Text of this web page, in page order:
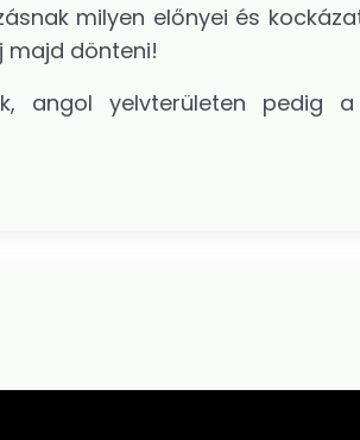
milyen előnyei és
majd dönteni!
angol yelvterületen pedig